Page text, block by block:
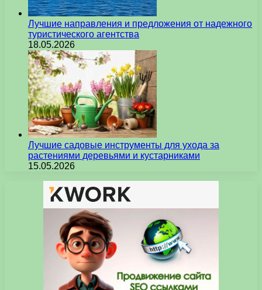
Лучшие направления и предложения от надежного
туристического агентства
18.05.2026
Лучшие садовые инструменты для ухода за
растениями деревьями и кустарниками
15.05.2026